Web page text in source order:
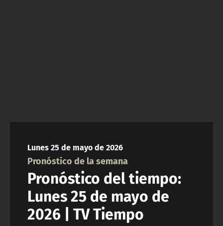
Lunes 25 de mayo de 2026
Pronóstico de la semana
Pronóstico del tiempo:
Lunes 25 de mayo de
2026 | TV Tiempo